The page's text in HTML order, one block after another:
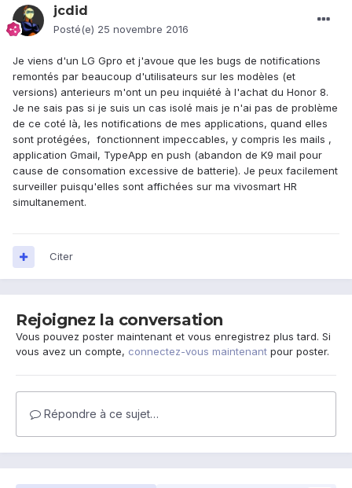
jcdid
Posté(e) 25 novembre 2016
Je viens d'un LG Gpro et j'avoue que les bugs de notifications
remontés par beaucoup d'utilisateurs sur les modèles (et
versions) anterieurs m'ont un peu inquiété à l'achat du Honor 8.
Je ne sais pas si je suis un cas isolé mais je n'ai pas de problème
de ce coté là, les notifications de mes applications, quand elles
sont protégées, fonctionnent impeccables, y compris les mails ,
application Gmail, TypeApp en push (abandon de K9 mail pour
cause de consomation excessive de batterie). Je peux facilement
surveiller puisqu'elles sont affichées sur ma vivosmart HR
simultanement.
Citer
Rejoignez la conversation
Vous pouvez poster maintenant et vous enregistrez plus tard. Si
vous avez un compte, connectez-vous maintenant pour poster.
Répondre à ce sujet…